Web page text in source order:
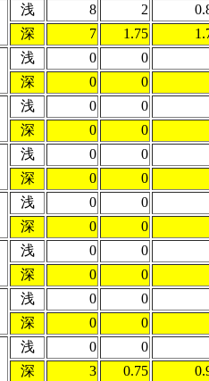
浅 8 2
深
7 1.75
浅 0
0
深
0 0
浅 0
0
深
0 0
浅 0
0
深
0 0
浅 0
0
深
0 0
浅 0
0
深
0 0
浅 0
0
深
0 0
浅 0
0
深
3 0.75